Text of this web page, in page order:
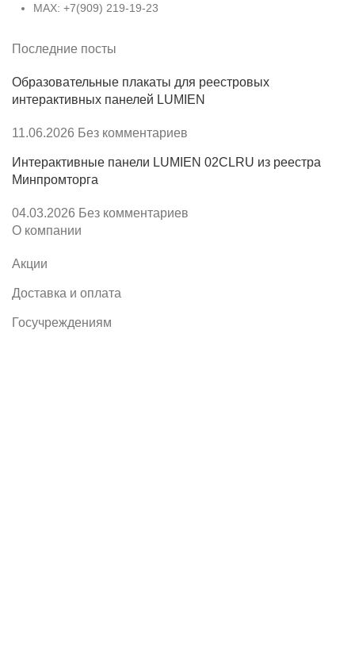
МАХ: +7(909) 219-19-23
Последние посты
Образовательные плакаты для реестровых
интерактивных панелей LUMIEN
11.06.2026 Без комментариев
Интерактивные панели LUMIEN 02CLRU из реестра
Минпромторга
04.03.2026 Без комментариев
О компании
Акции
Доставка и оплата
Госучреждениям